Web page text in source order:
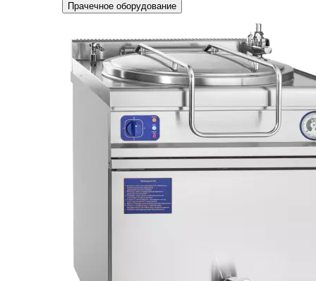
Прачечное оборудование